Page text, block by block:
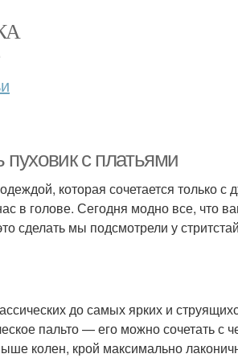
с платьями
которая сочетается только
в голове. Сегодня модно все, что
сделать мы подсмотрели у
до самых ярких и
пальто — его можно сочетать с
колен, крой максимально